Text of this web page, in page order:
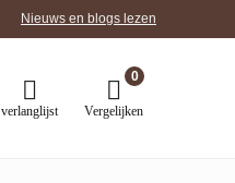
Nieuws en blogs lezen
verlanglijst
0
Vergelijken